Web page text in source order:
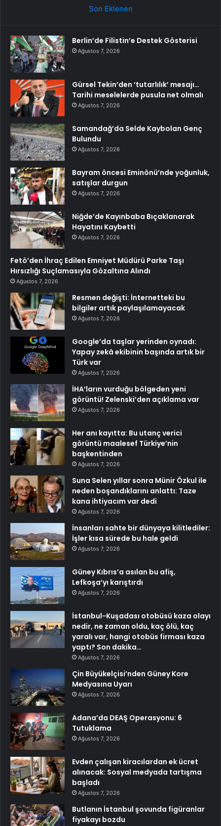
Son Eklenen
Berlin’de Filistin’e Destek Gösterisi
Ağustos 7, 2026
Gürsel Tekin’den ‘tutarlılık’ mesajı…
Tarihi meselelerde pusula net olmalı
Ağustos 7, 2026
Samandağ’da Selde Kaybolan Genç
Bulundu
Ağustos 7, 2026
Bayram öncesi Eminönü’nde yoğunluk,
satışlar durgun
Ağustos 7, 2026
Niğde’de Kayınbaba Bıçaklanarak
Hayatını Kaybetti
Ağustos 7, 2026
Fetö’den İhraç Edilen Emniyet Müdürü Parke Taşı
Hırsızlığı Suçlamasıyla Gözaltına Alındı
Ağustos 7, 2026
Resmen değişti: İnternetteki bu
bilgiler artık paylaşılamayacak
Ağustos 7, 2026
Google’da taşlar yerinden oynadı:
Yapay zekâ ekibinin başında artık bir
Türk var
Ağustos 7, 2026
İHA’ların vurduğu bölgeden yeni
görüntü! Zelenski’den açıklama var
Ağustos 7, 2026
Her anı kayıtta: Bu utanç verici
görüntü maalesef Türkiye’nin
başkentinden
Ağustos 7, 2026
Suna Selen yıllar sonra Münir Özkul ile
neden boşandıklarını anlattı: Taze
kana ihtiyacım var dedi
Ağustos 7, 2026
İnsanları sahte bir dünyaya kilitlediler:
İşler kısa sürede bu hale geldi
Ağustos 7, 2026
Güney Kıbrıs’a asılan bu afiş,
Lefkoşa’yı karıştırdı
Ağustos 7, 2026
İstanbul-Kuşadası otobüsü kaza olayı
nedir, ne zaman oldu, kaç ölü, kaç
yaralı var, hangi otobüs firması kaza
yaptı? Son dakika…
Ağustos 7, 2026
Çin Büyükelçisi’nden Güney Kore
Medyasına Uyarı
Ağustos 7, 2026
Adana’da DEAŞ Operasyonu: 6
Tutuklama
Ağustos 7, 2026
Evden çalışan kiracılardan ek ücret
alınacak: Sosyal medyada tartışma
başladı
Ağustos 7, 2026
Butlanın İstanbul şovunda figüranlar
fiyakayı bozdu